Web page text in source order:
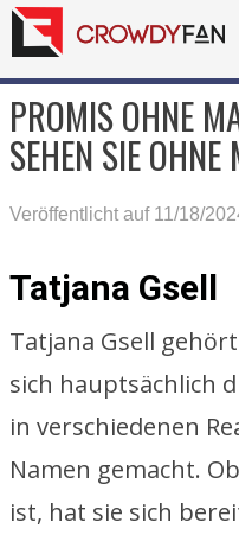
PROMIS OHNE
SEHEN SIE
Veröffentlicht auf 11/18/
Tatjana Gsell
Tatjana Gsell
sich hauptsächlich
in verschiedenen
Namen gemacht.
ist, hat sie sich